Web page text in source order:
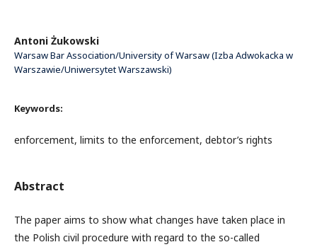
Antoni Żukowski
Warsaw Bar Association/University of Warsaw (Izba Adwokacka w
Warszawie/Uniwersytet Warszawski)
Keywords:
enforcement, limits to the enforcement, debtor’s rights
Abstract
The paper aims to show what changes have taken place in
the Polish civil procedure with regard to the so-called